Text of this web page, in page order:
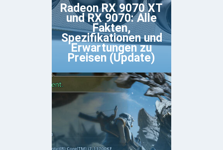
Radeon RX 9070 XT
und RX 9070: Alle
Fakten,
Spezifikationen und
Erwartungen zu
Preisen (Update)